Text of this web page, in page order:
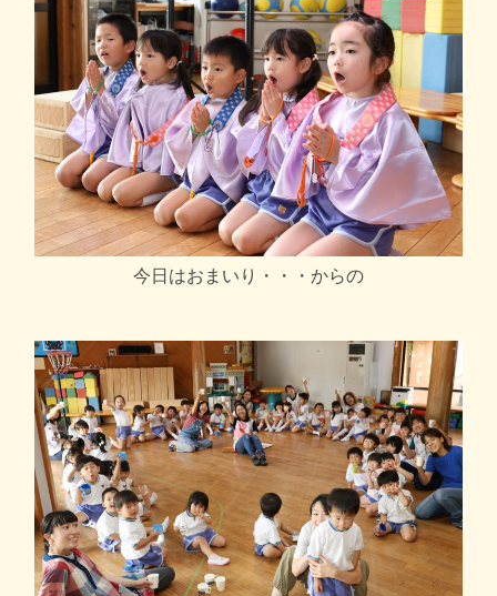
今日はおまいり・・・からの